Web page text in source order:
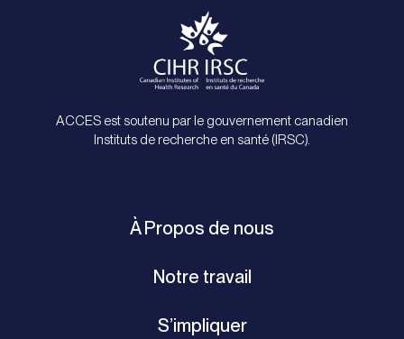
ACCES est soutenu par le gouvernement canadien
Instituts de recherche en santé (IRSC).
À Propos de nous
Notre travail
S’impliquer